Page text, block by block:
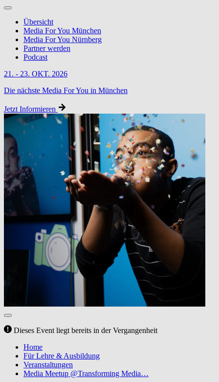
Übersicht
Media For You München
Media For You Nürnberg
Partner werden
Podcast
21. - 23. OKT. 2026
Die nächste Media For You in München
Jetzt Informieren
Dieses Event liegt bereits in der Vergangenheit
Home
Für Lehre & Ausbildung
Veranstaltungen
Media Meetup @Transforming Media…